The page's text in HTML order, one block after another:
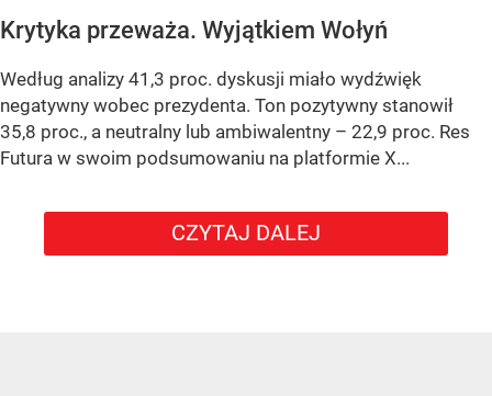
Krytyka przeważa. Wyjątkiem Wołyń
Według analizy 41,3 proc. dyskusji miało wydźwięk
negatywny wobec prezydenta. Ton pozytywny stanowił
35,8 proc., a neutralny lub ambiwalentny – 22,9 proc. Res
Futura w swoim podsumowaniu na platformie X...
CZYTAJ DALEJ